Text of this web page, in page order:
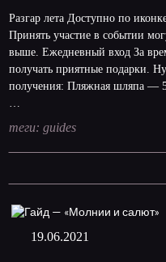
Разгар лета Доступно по
Принять участие в событии
выше. Ежедневный вход За
получать приятные подарки.
получения: Пляжная шляпа —
…
теги: guides
19.06.2021